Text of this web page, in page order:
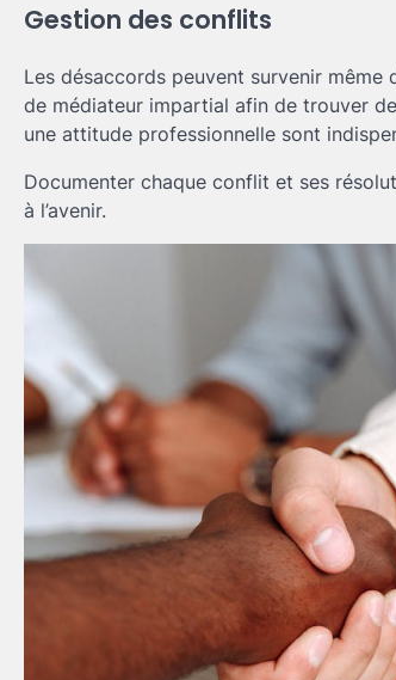
Gestion des conflits
Les désaccords peuvent survenir
de médiateur impartial afin de trouver
une attitude professionnelle sont
Documenter chaque conflit et ses
à l’avenir.